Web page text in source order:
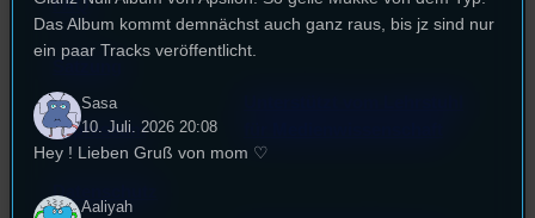
FAQ
Impressum
Datenschutz
Das Album kommt demnächst auch ganz raus, bis jz sind nur
ein paar Tracks veröffentlicht.
Sasa
10. Juli. 2026 20:08
Hey ! Lieben Gruß von mom ♡
Aaliyah